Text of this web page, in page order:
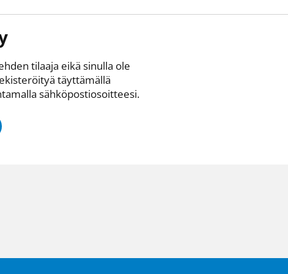
tilaaja eikä sinulla ole
täyttämällä
sähkö­posti­osoitteesi.